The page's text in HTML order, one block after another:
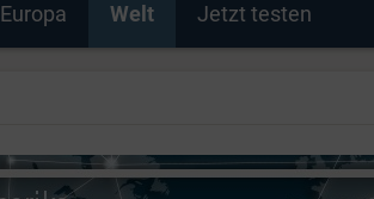
Europa Welt Jetzt testen